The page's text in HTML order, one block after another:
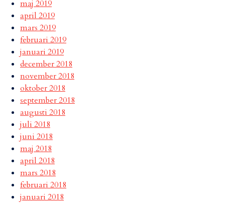
maj 2019
april 2019
mars 2019
februari 2019
januari 2019
december 2018
november 2018
oktober 2018
september 2018
augusti 2018
juli 2018
juni 2018
maj 2018
april 2018
mars 2018
februari 2018
januari 2018